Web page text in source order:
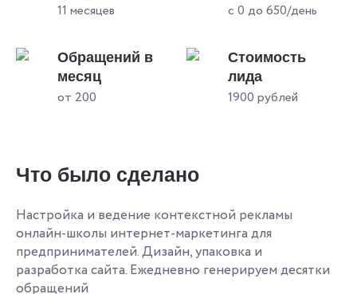
11 месяцев с 0 до 650/день
Обращений в
месяц
от 200
Стоимость
лида
1900 рублей
Что было сделано
Настройка и ведение контекстной рекламы
онлайн-школы интернет-маркетинга для
предпринимателей. Дизайн, упаковка и
разработка сайта. Ежедневно генерируем десятки
обращений